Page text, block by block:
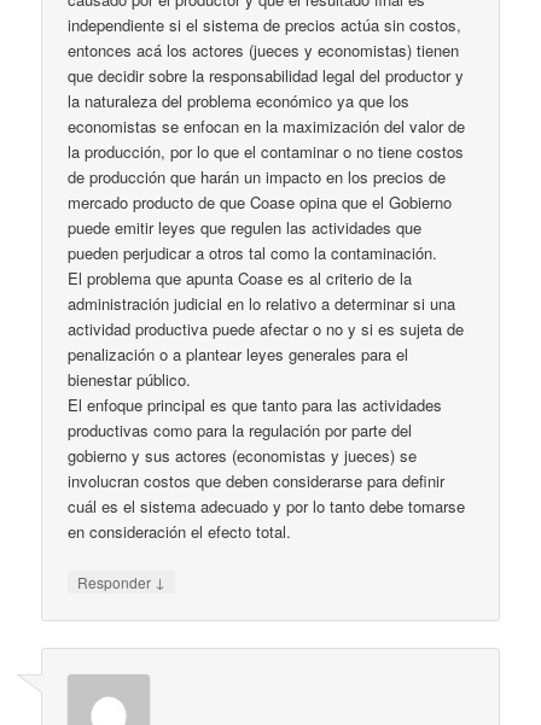
independiente si el sistema de precios actúa sin costos,
entonces acá los actores (jueces y economistas) tienen
que decidir sobre la responsabilidad legal del productor y
la naturaleza del problema económico ya que los
economistas se enfocan en la maximización del valor de
la producción, por lo que el contaminar o no tiene costos
de producción que harán un impacto en los precios de
mercado producto de que Coase opina que el Gobierno
puede emitir leyes que regulen las actividades que
pueden perjudicar a otros tal como la contaminación.
El problema que apunta Coase es al criterio de la
administración judicial en lo relativo a determinar si una
actividad productiva puede afectar o no y si es sujeta de
penalización o a plantear leyes generales para el
bienestar público.
El enfoque principal es que tanto para las actividades
productivas como para la regulación por parte del
gobierno y sus actores (economistas y jueces) se
involucran costos que deben considerarse para definir
cuál es el sistema adecuado y por lo tanto debe tomarse
en consideración el efecto total.
Responder ↓